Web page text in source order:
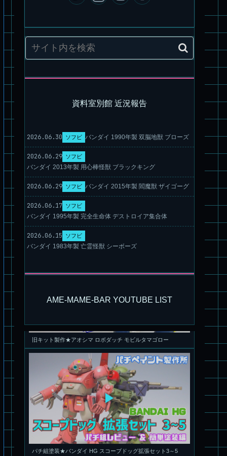
資料室別館 近況報告
2026.06.30 ソフビ バンダイ 1990年製 双脳地獣 ブローズ
2026.06.29 ソフビ
バンダイ 2013年製 用心棒怪獣 ブラックキング
2026.06.29 ソフビ バンダイ 2015年製 閻魔獣 ザイゴーグ
2026.06.17 ソフビ
バンダイ 1995年製 完全生命体 デストロイア集合体
2026.06.15 ソフビ
バンダイ 1983年製 亡霊怪獣 シーボーズ
AME-MAME-BAR YOUTUBE LIST
パチ組★WAVE 1/35 マーシィドッグ & ストライクドッグ
パチ組塗装★バンダイ HG スコープドッグ拡張セット3～5
ブルーティッシュドッグ &
スコープドッグ サンサ戦 リーマン少佐機